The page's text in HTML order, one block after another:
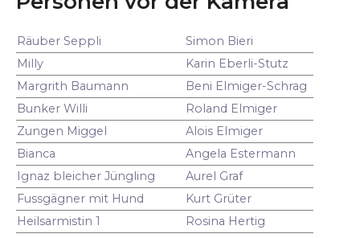
Räuber Seppli
Simon Bieri
Milly
Karin Eberli-Stutz
Margrith Baumann
Beni Elmiger-Schrag
Bunker Willi
Roland Elmiger
Zungen Miggel
Alois Elmiger
Bianca
Angela Estermann
Ignaz bleicher Jüngling
Aurel Graf
Fussgägner mit Hund
Kurt Grüter
Heilsarmistin 1
Rosina Hertig